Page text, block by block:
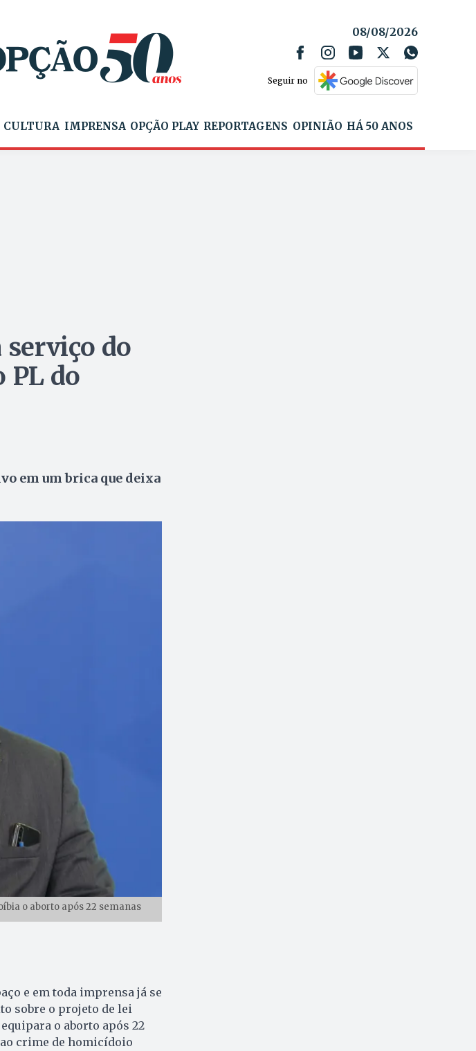
08/08/2026
Seguir no
CULTURA IMPRENSA OPÇÃO PLAY REPORTAGENS OPINIÃO HÁ 50 ANOS
serviço do
PL do
em um brica que deixa
o aborto após 22 semanas
e em toda imprensa já se
sobre o projeto de lei
equipara o aborto após 22
crime de homicídoio